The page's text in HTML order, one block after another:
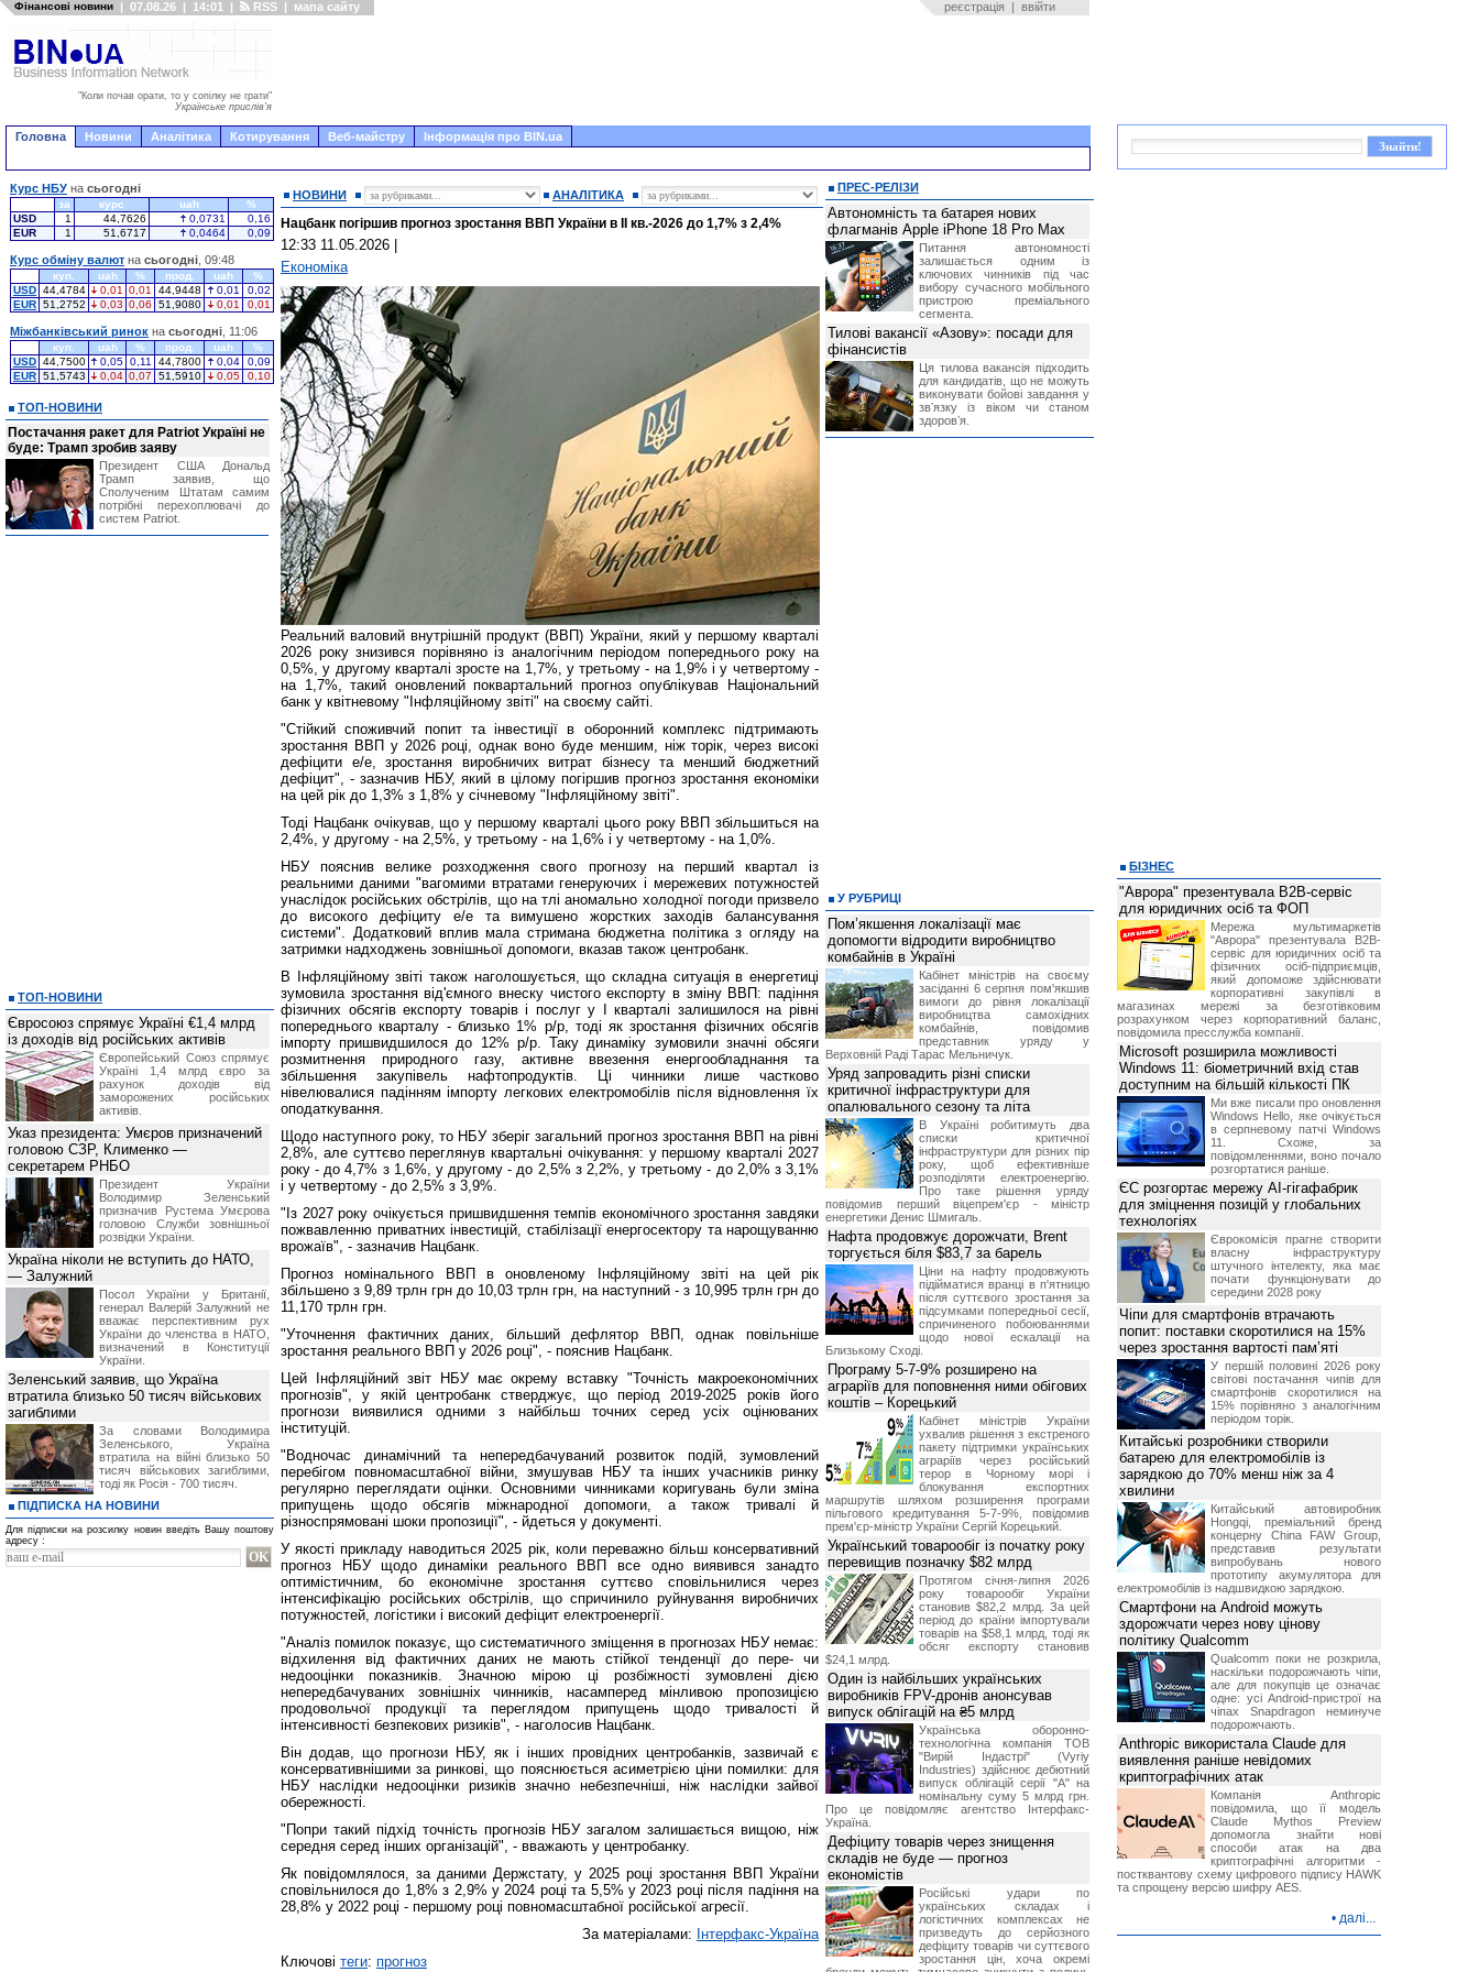
Фінансові новини | 07.08.26 | 14:01 | RSS | мапа сайту реєстрація | ввійти
"Коли почав орати, то у сопілку не грати"
Українське прислів'я
Головна Новини Аналітика Котирування Веб-майстру Інформація про BIN.ua
НОВИНИ АНАЛІТИКА
Нацбанк погіршив прогноз зростання ВВП України в II кв.-2026 до 1,7% з 2,4%
12:33 11.05.2026
Економіка
Реальний валовий внутрішній продукт (ВВП) України, який у першому кварталі
2026 року знизився порівняно із аналогічним періодом попереднього року на
0,5%, у другому кварталі зросте на 1,7%, у третьому - на 1,9% і у четвертому -
на 1,7%, такий оновлений поквартальний прогноз опублікував Національний
банк у квітневому "Інфляційному звіті" на своєму сайті.
"Стійкий споживчий попит та інвестиції в оборонний комплекс підтримають
зростання ВВП у 2026 році, однак воно буде меншим, ніж торік, через високі
дефіцити e/e, зростання виробничих витрат бізнесу та менший бюджетний
дефіцит", - зазначив НБУ, який в цілому погіршив прогноз зростання економіки
на цей рік до 1,3% з 1,8% у січневому "Інфляційному звіті".
Тоді Нацбанк очікував, що у першому кварталі цього року ВВП збільшиться на
2,4%, у другому - на 2,5%, у третьому - на 1,6% і у четвертому - на 1,0%.
НБУ пояснив велике розходження свого прогнозу на перший квартал із
реальними даними "вагомими втратами генеруючих і мережевих потужностей
унаслідок російських обстрілів, що на тлі аномально холодної погоди призвело
до високого дефіциту е/е та вимушено жорстких заходів балансування
системи". Додатковий вплив мала стримана бюджетна політика з огляду на
затримки надходжень зовнішньої допомоги, вказав також центробанк.
В Інфляційному звіті також наголошується, що складна ситуація в енергетиці
зумовила зростання від'ємного внеску чистого експорту в зміну ВВП: падіння
фізичних обсягів експорту товарів і послуг у І кварталі залишилося на рівні
попереднього кварталу - близько 1% р/р, тоді як зростання фізичних обсягів
імпорту пришвидшилося до 12% р/р. Таку динаміку зумовили значні обсяги
розмитнення природного газу, активне ввезення енергообладнання та
збільшення закупівель нафтопродуктів. Ці чинники лише частково
нівелювалися падінням імпорту легкових електромобілів після відновлення їх
оподаткування.
Щодо наступного року, то НБУ зберіг загальний прогноз зростання ВВП на рівні
2,8%, але суттєво переглянув квартальні очікування: у першому кварталі 2027
року - до 4,7% з 1,6%, у другому - до 2,5% з 2,2%, у третьому - до 2,0% з 3,1%
і у четвертому - до 2,5% з 3,9%.
"Із 2027 року очікується пришвидшення темпів економічного зростання завдяки
пожвавленню приватних інвестицій, стабілізації енергосектору та нарощуванню
врожаїв", - зазначив Нацбанк.
Прогноз номінального ВВП в оновленому Інфляційному звіті на цей рік
збільшено з 9,89 трлн грн до 10,03 трлн грн, на наступний - з 10,995 трлн грн до
11,170 трлн грн.
"Уточнення фактичних даних, більший дефлятор ВВП, однак повільніше
зростання реального ВВП у 2026 році", - пояснив Нацбанк.
Цей Інфляційний звіт НБУ має окрему вставку "Точність макроекономічних
прогнозів", у якій центробанк стверджує, що період 2019-2025 років його
прогнози виявилися одними з найбільш точних серед усіх оцінюваних
інституцій.
"Водночас динамічний та непередбачуваний розвиток подій, зумовлений
перебігом повномасштабної війни, змушував НБУ та інших учасників ринку
регулярно переглядати оцінки. Основними чинниками коригувань були зміна
припущень щодо обсягів міжнародної допомоги, а також тривалі й
різноспрямовані шоки пропозиції", - йдеться у документі.
У якості прикладу наводиться 2025 рік, коли переважно більш консервативний
прогноз НБУ щодо динаміки реального ВВП все одно виявився занадто
оптимістичним, бо економічне зростання суттєво сповільнилися через
інтенсифікацію російських обстрілів, що спричинило руйнування виробничих
потужностей, логістики і високий дефіцит електроенергії.
"Аналіз помилок показує, що систематичного зміщення в прогнозах НБУ немає:
відхилення від фактичних даних не мають стійкої тенденції до пере- чи
недооцінки показників. Значною мірою ці розбіжності зумовлені дією
непередбачуваних зовнішніх чинників, насамперед мінливою пропозицією
продовольчої продукції та переглядом припущень щодо тривалості й
інтенсивності безпекових ризиків", - наголосив Нацбанк.
Він додав, що прогнози НБУ, як і інших провідних центробанків, зазвичай є
консервативнішими за ринкові, що пояснюється асиметрією ціни помилки: для
НБУ наслідки недооцінки ризиків значно небезпечніші, ніж наслідки зайвої
обережності.
"Попри такий підхід точність прогнозів НБУ загалом залишається вищою, ніж
середня серед інших організацій", - вважають у центробанку.
Як повідомлялося, за даними Держстату, у 2025 році зростання ВВП України
сповільнилося до 1,8% з 2,9% у 2024 році та 5,5% у 2023 році після падіння на
28,8% у 2022 році - першому році повномасштабної російської агресії.
За матеріалами: Інтерфакс-Україна
Ключові теги: прогноз
Курс НБУ на сьогодні
за курс uah
%
USD
1 44,7626 0,0731
0,16
EUR
1 51,6717 0,0464 0,09
Курс обміну валют на сьогодні , 09:48
куп. uah % прод. uah
%
USD 44,4784 0,01 0,01 44,9448 0,01
0,02
EUR 51,2752 0,03 0,06 51,9080 0,01 0,01
Міжбанківський ринок на сьогодні , 11:06
куп. uah % прод. uah
%
USD 44,7500 0,05 0,11 44,7800 0,04
0,09
EUR 51,5743 0,04 0,07 51,5910 0,05 0,10
ТОП-НОВИНИ
Постачання ракет для Patriot Україні не
буде: Трамп зробив заяву
Президент США Дональд
Трамп заявив, що
Сполученим Штатам самим
потрібні перехоплювачі до
систем Patriot.
ТОП-НОВИНИ
Євросоюз спрямує Україні €1,4 млрд
із доходів від російських активів
Європейський Союз спрямує
Україні 1,4 млрд євро за
рахунок доходів від
заморожених російських
активів.
Указ президента: Умєров призначений
головою СЗР, Клименко —
секретарем РНБО
Президент України
Володимир Зеленський
призначив Pустема Умєрова
головою Служби зовнішньої
розвідки України.
Україна ніколи не вступить до НАТО,
— Залужний
Посол України у Британії,
генерал Валерій Залужний не
вважає перспективним рух
України до членства в НАТО,
визначений в Конституції
України.
Зеленський заявив, що Україна
втратила близько 50 тисяч військових
загиблими
За словами Володимира
Зеленського, Україна
втратила на війні близько 50
тисяч військових загиблими,
тоді як Росія - 700 тисяч.
ПІДПИСКА НА НОВИНИ
Для підписки на розсилку новин введіть Вашу поштову
адресу :
ПРЕС-РЕЛІЗИ
Автономність та батарея нових
флагманів Apple iPhone 18 Pro Max
Питання автономності
залишається одним із
ключових чинників під час
вибору сучасного мобільного
пристрою преміального
сегмента.
Тилові вакансії «Азову»: посади для
фінансистів
Ця тилова вакансія підходить
для кандидатів, що не можуть
виконувати бойові завдання у
звʼязку із віком чи станом
здоровʼя.
У РУБРИЦІ
Пом’якшення локалізації має
допомогти відродити виробництво
комбайнів в Україні
Кабінет міністрів на своєму
засіданні 6 серпня пом'якшив
вимоги до рівня локалізації
виробництва самохідних
комбайнів, повідомив
представник уряду у
Верховній Раді Тарас Мельничук.
Уряд запровадить різні списки
критичної інфраструктури для
опалювального сезону та літа
В Україні робитимуть два
списки критичної
інфраструктури для різних пір
року, щоб ефективніше
розподіляти електроенергію.
Про таке рішення уряду
повідомив перший віцепрем'єр - міністр
енергетики Денис Шмигаль.
Нафта продовжує дорожчати, Brent
торгується біля $83,7 за барель
Ціни на нафту продовжують
підійматися вранці в п'ятницю
після суттєвого зростання за
підсумками попередньої сесії,
спричиненого побоюваннями
щодо нової ескалації на
Близькому Сході.
Програму 5-7-9% розширено на
аграріїв для поповнення ними обігових
коштів – Корецький
Кабінет міністрів України
ухвалив рішення з екстреного
пакету підтримки українських
аграріїв через російський
терор в Чорному морі і
блокування експортних
маршрутів шляхом розширення програми
пільгового кредитування 5-7-9%, повідомив
прем'єр-міністр України Сергій Корецький.
Український товарообіг із початку року
перевищив позначку $82 млрд
Протягом січня-липня 2026
року товарообіг України
становив $82,2 млрд. За цей
період до країни імпортували
товарів на $58,1 млрд, тоді як
обсяг експорту становив
$24,1 млрд.
Один із найбільших українських
виробників FPV-дронів анонсував
випуск облігацій на ₴5 млрд
Українська оборонно-
технологічна компанія ТОВ
"Вирій Індастрі" (Vyriy
Industries) здійснює дебютний
випуск облігацій серії "А" на
номінальну суму 5 млрд грн.
Про це повідомляє агентство Інтерфакс-
Україна.
Дефіциту товарів через знищення
складів не буде — прогноз
економістів
Російські удари по
українських складах і
логістичних комплексах не
призведуть до серйозного
дефіциту товарів чи суттєвого
зростання цін, хоча окремі
БІЗНЕС
"Аврора" презентувала B2B-сервіс
для юридичних осіб та ФОП
Мережа мультимаркетів
"Аврора" презентувала B2B-
сервіс для юридичних осіб та
фізичних осіб-підприємців,
який допоможе здійснювати
корпоративні закупівлі в
магазинах мережі за безготівковим
розрахунком через корпоративний баланс,
повідомила пресслужба компанії.
Microsoft розширила можливості
Windows 11: біометричний вхід став
доступним на більшій кількості ПК
Ми вже писали про оновлення
Windows Hello, яке очікується
в серпневому патчі Windows
11. Схоже, за
повідомленнями, воно почало
розгортатися раніше.
ЄС розгортає мережу AI-гігафабрик
для зміцнення позицій у глобальних
технологіях
Єврокомісія прагне створити
власну інфраструктуру
штучного інтелекту, яка має
почати функціонувати до
середини 2028 року
Чіпи для смартфонів втрачають
попит: поставки скоротилися на 15%
через зростання вартості пам’яті
У першій половині 2026 року
світові постачання чипів для
смартфонів скоротилися на
15% порівняно з аналогічним
періодом торік.
Китайські розробники створили
батарею для електромобілів із
зарядкою до 70% менш ніж за 4
хвилини
Китайський автовиробник
Hongqi, преміальний бренд
концерну China FAW Group,
представив результати
випробувань нового
прототипу акумулятора для
електромобілів із надшвидкою зарядкою.
Смартфони на Android можуть
здорожчати через нову цінову
політику Qualcomm
Qualcomm поки не розкрила,
наскільки подорожчають чіпи,
але для покупців це означає
одне: усі Android-пристрої на
чіпах Snapdragon неминуче
подорожчають.
Anthropic використала Claude для
виявлення раніше невідомих
криптографічних атак
Компанія Anthropic
повідомила, що її модель
Claude Mythos Preview
допомогла знайти нові
способи атак на два
криптографічні алгоритми -
постквантову схему цифрового підпису HAWK
та спрощену версію шифру AES.
• далі...